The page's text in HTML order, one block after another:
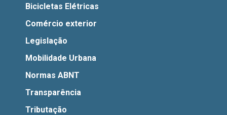
Bicicletas Elétricas
Comércio exterior
Legislação
Mobilidade Urbana
Normas ABNT
Transparência
Tributação